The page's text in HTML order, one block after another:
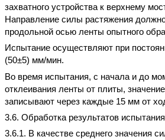
захватного устройства к верхнему
Направление силы растяжения
продольной осью ленты опытного
Испытание осуществляют при
(50±5) мм/мин.
Во время испытания, с начала и до
отклеивания ленты от плиты,
записывают через каждые 15 мм от
3.6. Обработка результатов испытания
3.6.1. В качестве среднего значения